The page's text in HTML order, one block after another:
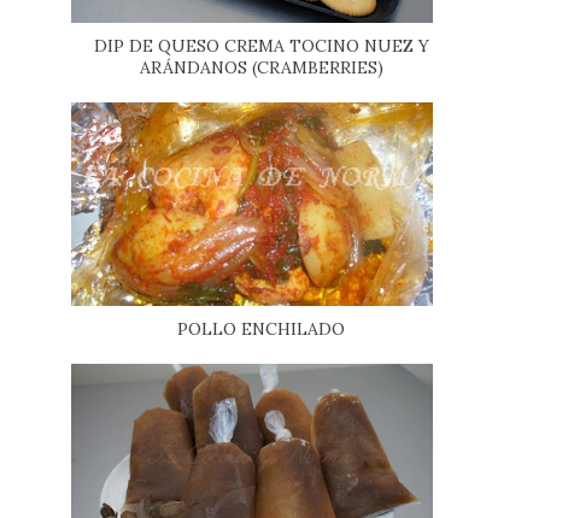
DIP DE QUESO CREMA TOCINO NUEZ Y
ARÁNDANOS (CRAMBERRIES)
POLLO ENCHILADO